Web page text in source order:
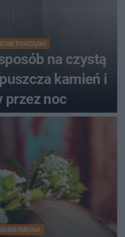
PORZĄDKI
na czystą
kamień i
przez noc
IMIONA